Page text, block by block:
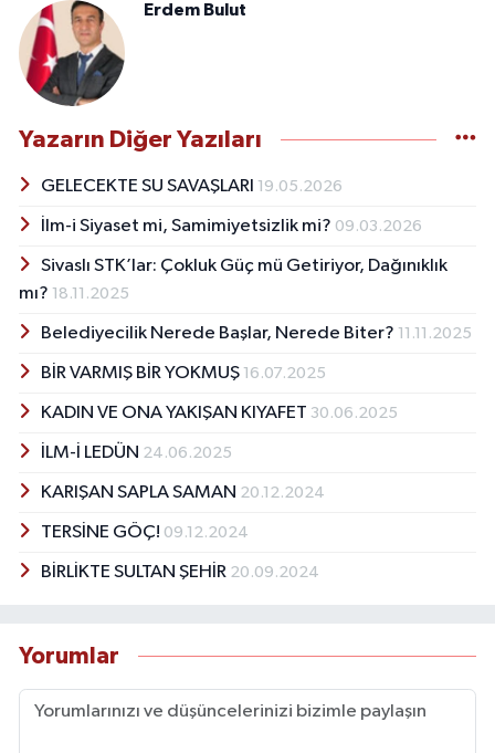
Erdem Bulut
Yazarın Diğer Yazıları
GELECEKTE SU SAVAŞLARI 19.05.2026
İlm-i Siyaset mi, Samimiyetsizlik mi? 09.03.2026
Sivaslı STK’lar: Çokluk Güç mü Getiriyor, Dağınıklık
mı? 18.11.2025
Belediyecilik Nerede Başlar, Nerede Biter? 11.11.2025
BİR VARMIŞ BİR YOKMUŞ 16.07.2025
KADIN VE ONA YAKIŞAN KIYAFET 30.06.2025
İLM-İ LEDÜN 24.06.2025
KARIŞAN SAPLA SAMAN 20.12.2024
TERSİNE GÖÇ! 09.12.2024
BİRLİKTE SULTAN ŞEHİR 20.09.2024
Yorumlar